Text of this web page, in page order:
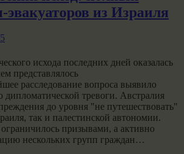
эвакуаторов из Израиля
исхода последних дней оказалась
представлялось
расследование вопроса выявило
тревоги. Австралия
до уровня "не путешествовать"
так и палестинской автономии.
призывами, а активно
нескольких групп граждан…